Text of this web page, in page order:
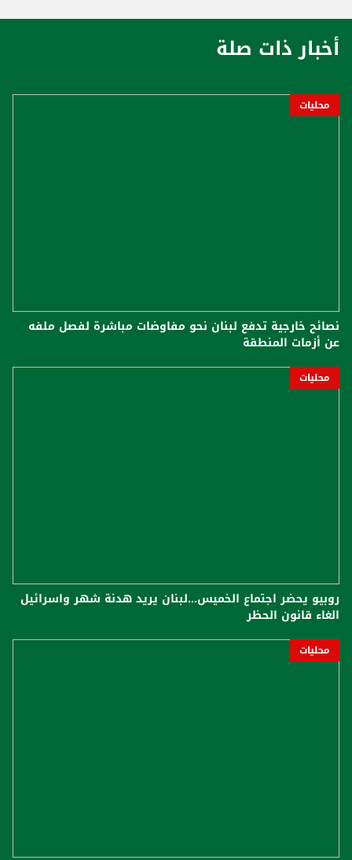
أخبار ذات صلة
محليات
نصائح خارجية تدفع لبنان نحو مفاوضات مباشرة لفصل ملفه
عن أزمات المنطقة
محليات
روبيو يحضر اجتماع الخميس...لبنان يريد هدنة شهر واسرائيل
الغاء قانون الحظر
محليات